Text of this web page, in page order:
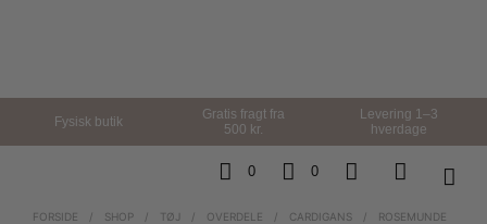
Fysisk butik
Gratis fragt fra
500 kr.
Levering 1–3
hverdage
0 0
FORSIDE / SHOP / TØJ / OVERDELE / CARDIGANS /
ROSEMUNDE